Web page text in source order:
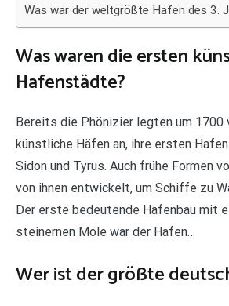
Was war der weltgrößte Hafen des 3.
Was waren die ersten
Hafenstädte?
Bereits die Phönizier legten um 1700
künstliche Häfen an, ihre ersten
Sidon und Tyrus. Auch frühe Formen
von ihnen entwickelt, um Schiffe zu
Der erste bedeutende Hafenbau mit
steinernen Mole war der Hafen…
Wer ist der größte